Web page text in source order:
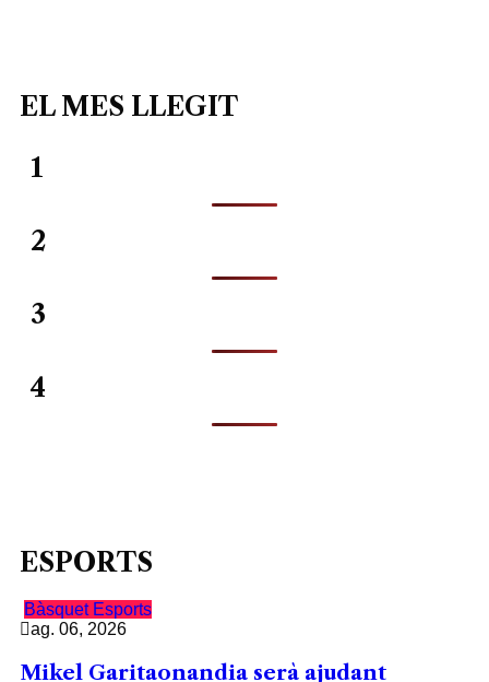
EL MES LLEGIT
1
2
3
4
ESPORTS
Bàsquet Esports
ag. 06, 2026
Mikel Garitaonandia serà ajudant